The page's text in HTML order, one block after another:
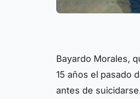
Bayardo Morales,
15 años el pasado
antes de